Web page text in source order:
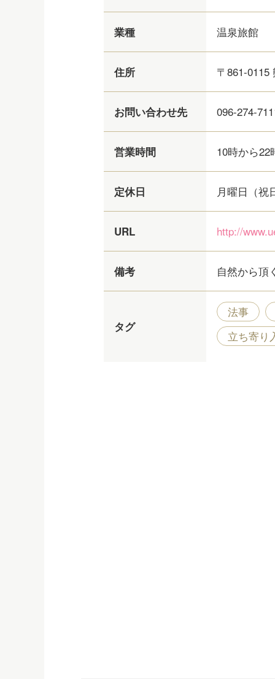
業種 温泉旅館
住所 〒861-0115
お問い合わせ先 096-274-
営業時間 10時から22
定休日 月曜日（祝
URL http://
備考 自然から頂
タグ
法事
立ち寄り